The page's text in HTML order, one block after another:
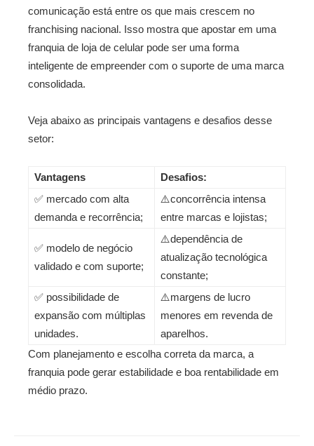
comunicação está entre os que mais crescem no
franchising nacional. Isso mostra que apostar em uma
franquia de loja de celular pode ser uma forma
inteligente de empreender com o suporte de uma marca
consolidada.
Veja abaixo as principais vantagens e desafios desse
setor:
Vantagens
Desafios:
✅ mercado com alta
demanda e recorrência;
⚠️concorrência intensa
entre marcas e lojistas;
✅ modelo de negócio
validado e com suporte;
⚠️dependência de
atualização tecnológica
constante;
✅ possibilidade de
expansão com múltiplas
unidades.
⚠️margens de lucro
menores em revenda de
aparelhos.
Com planejamento e escolha correta da marca, a
franquia pode gerar estabilidade e boa rentabilidade em
médio prazo.